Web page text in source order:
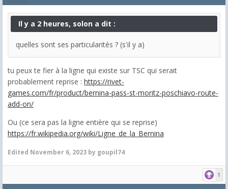
Il y a 2 heures, solon a dit :
quelles sont ses particularités ? (s'il y a)
tu peux te fier à la ligne qui existe sur TSC qui serait
probablement reprise : https://rivet-
games.com/fr/product/bernina-pass-st-moritz-poschiavo-route-
add-on/
Ou (ce sera pas la ligne entière qui se reprise)
https://fr.wikipedia.org/wiki/Ligne_de_la_Bernina
Edited November 6, 2023 by goupil74
1